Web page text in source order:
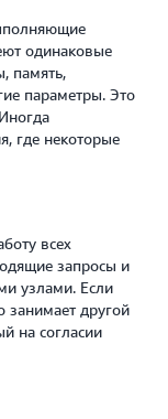
одинаковые
память,
параметры. Это
где некоторые
всех
запросы и
узлами. Если
занимает другой
на согласии